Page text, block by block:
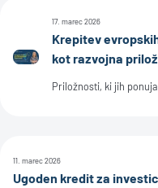
17. marec 2026
Krepitev
kot razvojna
Priložnosti, ki jih
11. marec 2026
Ugoden kredit za